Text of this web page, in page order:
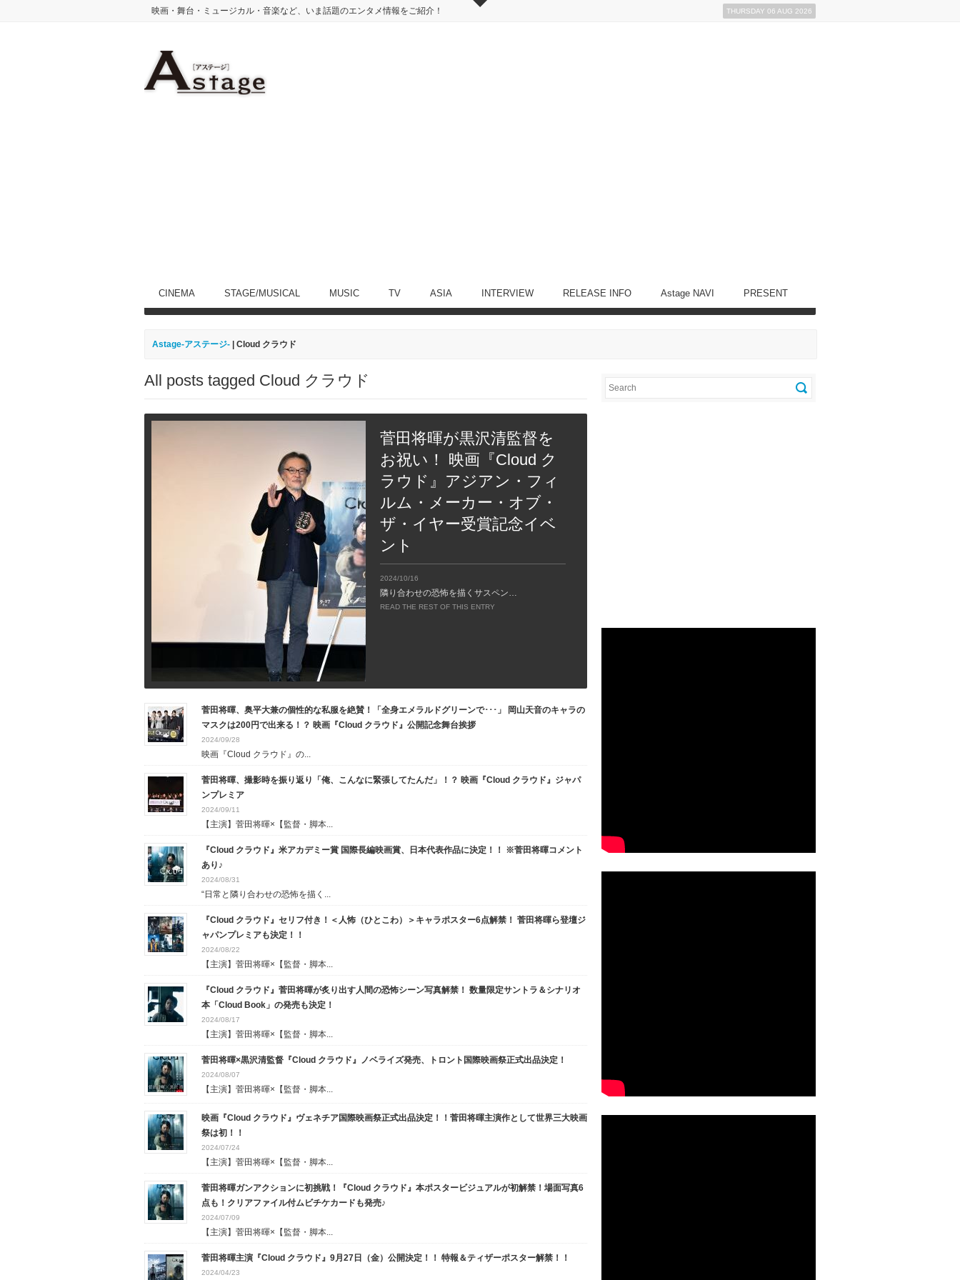
映画・舞台・ミュージカル・音楽など、いま話題のエンタメ情報をご紹介！ THURSDAY 06 AUG 2026
CINEMA STAGE/MUSICAL MUSIC TV ASIA INTERVIEW RELEASE INFO Astage NAVI PRESENT
Astage-アステージ- Cloud クラウド
All posts tagged Cloud クラウド
菅田将暉が黒沢清監督を
お祝い！ 映画『Cloud ク
ラウド』アジアン・フィ
ルム・メーカー・オブ・
ザ・イヤー受賞記念イベ
ント
2024/10/16
隣り合わせの恐怖を描くサスペン…
READ THE REST OF THIS ENTRY
菅田将暉、奥平大兼の個性的な私服を絶賛！「全身エメラルドグリーンで･･･」 岡山天音のキャラの
マスクは200円で出来る！？ 映画『Cloud クラウド』公開記念舞台挨拶
2024/09/28
映画『Cloud クラウド』の...
菅田将暉、撮影時を振り返り「俺、こんなに緊張してたんだ」！？ 映画『Cloud クラウド』ジャパ
ンプレミア
2024/09/11
【主演】菅田将暉×【監督・脚本...
『Cloud クラウド』米アカデミー賞 国際長編映画賞、日本代表作品に決定！！ ※菅田将暉コメント
あり♪
2024/08/31
“日常と隣り合わせの恐怖を描く...
『Cloud クラウド』セリフ付き！＜人怖（ひとこわ）＞キャラポスター6点解禁！ 菅田将暉ら登壇ジ
ャパンプレミアも決定！！
2024/08/22
【主演】菅田将暉×【監督・脚本...
『Cloud クラウド』菅田将暉が炙り出す人間の恐怖シーン写真解禁！ 数量限定サントラ＆シナリオ
本「Cloud Book」の発売も決定！
2024/08/17
【主演】菅田将暉×【監督・脚本...
菅田将暉×黒沢清監督『Cloud クラウド』ノベライズ発売、トロント国際映画祭正式出品決定！
2024/08/07
【主演】菅田将暉×【監督・脚本...
映画『Cloud クラウド』ヴェネチア国際映画祭正式出品決定！！菅田将暉主演作として世界三大映画
祭は初！！
2024/07/24
【主演】菅田将暉×【監督・脚本...
菅田将暉ガンアクションに初挑戦！『Cloud クラウド』本ポスタービジュアルが初解禁！場面写真6
点も！クリアファイル付ムビチケカードも発売♪
2024/07/09
【主演】菅田将暉×【監督・脚本...
菅田将暉主演『Cloud クラウド』9月27日（金）公開決定！！ 特報＆ティザーポスター解禁！！
2024/04/23